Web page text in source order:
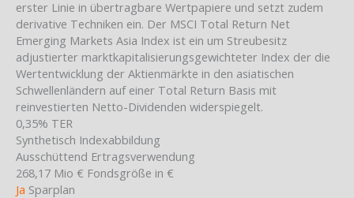
erster Linie in übertragbare Wertpapiere und setzt zudem
derivative Techniken ein. Der MSCI Total Return Net
Emerging Markets Asia Index ist ein um Streubesitz
adjustierter marktkapitalisierungsgewichteter Index der die
Wertentwicklung der Aktienmärkte in den asiatischen
Schwellenländern auf einer Total Return Basis mit
reinvestierten Netto-Dividenden widerspiegelt.
0,35% TER
Synthetisch Indexabbildung
Ausschüttend Ertragsverwendung
268,17 Mio € Fondsgröße in €
Ja Sparplan